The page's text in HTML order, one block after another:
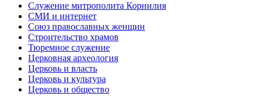
Служение митрополита Корнилия
СМИ и интернет
Союз православных женщин
Строительство храмов
Тюремное служение
Церковная археология
Церковь и власть
Церковь и культура
Церковь и общество